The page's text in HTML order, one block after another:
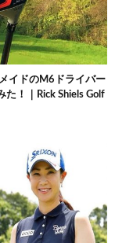
イドのM6ドライバー
た！｜Rick Shiels Golf